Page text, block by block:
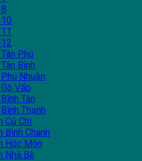
Phú
Bình
Nhuận
Vấp
Tân
Thạnh
Củ Chi
Bình Chánh
Hóc Môn
Nhà Bè